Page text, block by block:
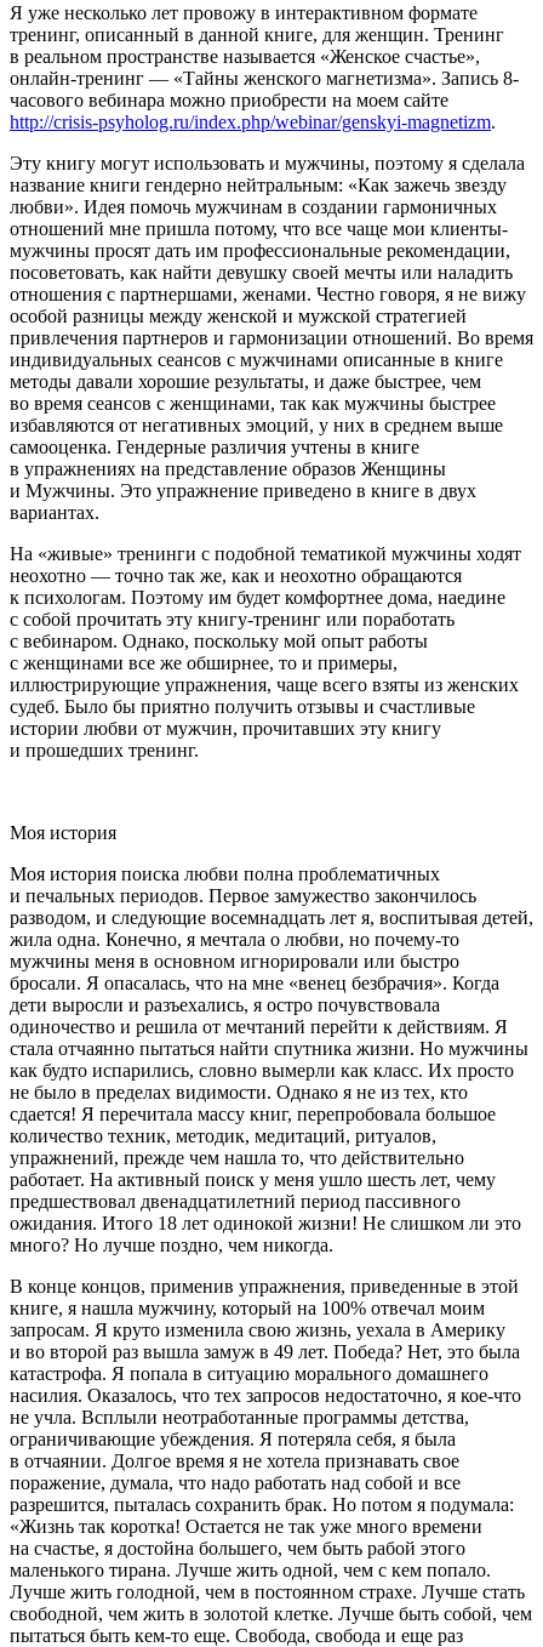
Я уже несколько лет провожу в интерактивном формате
тренинг, описанный в данной книге, для женщин. Тренинг
в реальном пространстве называется «Женское счастье»,
онлайн-тренинг — «Тайны женского магнетизма». Запись 8-
часового вебинара можно приобрести на моем сайте
http://crisis-psyholog.ru/index.php/webinar/genskyi-magnetizm.
Эту книгу могут использовать и мужчины, поэтому я сделала
название книги гендерно нейтральным: «Как зажечь звезду
любви». Идея помочь мужчинам в создании гармоничных
отношений мне пришла потому, что все чаще мои клиенты-
мужчины просят дать им профессиональные рекомендации,
посоветовать, как найти девушку своей мечты или наладить
отношения с партнершами, женами. Честно говоря, я не вижу
особой разницы между женской и мужской стратегией
привлечения партнеров и гармонизации отношений. Во время
индивидуальных сеансов с мужчинами описанные в книге
методы давали хорошие результаты, и даже быстрее, чем
во время сеансов с женщинами, так как мужчины быстрее
избавляются от негативных эмоций, у них в среднем выше
самооценка. Гендерные различия учтены в книге
в упражнениях на представление образов Женщины
и Мужчины. Это упражнение приведено в книге в двух
вариантах.
На «живые» тренинги с подобной тематикой мужчины ходят
неохотно — точно так же, как и неохотно обращаются
к психологам. Поэтому им будет комфортнее дома, наедине
с собой прочитать эту книгу-тренинг или поработать
с вебинаром. Однако, поскольку мой опыт работы
с женщинами все же обширнее, то и примеры,
иллюстрирующие упражнения, чаще всего взяты из женских
судеб. Было бы приятно получить отзывы и счастливые
истории любви от мужчин, прочитавших эту книгу
и прошедших тренинг.
Моя история
Моя история поиска любви полна проблематичных
и печальных периодов. Первое замужество закончилось
разводом, и следующие восемнадцать лет я, воспитывая детей,
жила одна. Конечно, я мечтала о любви, но почему-то
мужчины меня в основном игнорировали или быстро
бросали. Я опасалась, что на мне «венец безбрачия». Когда
дети выросли и разъехались, я остро почувствовала
одиночество и решила от мечтаний перейти к действиям. Я
стала отчаянно пытаться найти спутника жизни. Но мужчины
как будто испарились, словно вымерли как класс. Их просто
не было в пределах видимости. Однако я не из тех, кто
сдается! Я перечитала массу книг, перепробовала большое
количество техник, методик, медитаций, ритуалов,
упражнений, прежде чем нашла то, что действительно
работает. На активный поиск у меня ушло шесть лет, чему
предшествовал двенадцатилетний период пассивного
ожидания. Итого 18 лет одинокой жизни! Не слишком ли это
много? Но лучше поздно, чем никогда.
В конце концов, применив упражнения, приведенные в этой
книге, я нашла мужчину, который на 100% отвечал моим
запросам. Я круто изменила свою жизнь, уехала в Америку
и во второй раз вышла замуж в 49 лет. Победа? Нет, это была
катастрофа. Я попала в ситуацию морального домашнего
насилия. Оказалось, что тех запросов недостаточно, я кое-что
не учла. Всплыли неотработанные программы детства,
ограничивающие убеждения. Я потеряла себя, я была
в отчаянии. Долгое время я не хотела признавать свое
поражение, думала, что надо работать над собой и все
разрешится, пыталась сохранить брак. Но потом я подумала:
«Жизнь так коротка! Остается не так уже много времени
на счастье, я достойна большего, чем быть рабой этого
маленького тирана. Лучше жить одной, чем с кем попало.
Лучше жить голодной, чем в постоянном страхе. Лучше стать
свободной, чем жить в золотой клетке. Лучше быть собой, чем
пытаться быть кем-то еще. Свобода, свобода и еще раз